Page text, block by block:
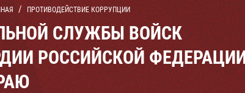
ПРОТИВОДЕЙСТВИЕ КОРРУПЦИИ
СЛУЖБЫ ВОЙСК
РОССИЙСКОЙ